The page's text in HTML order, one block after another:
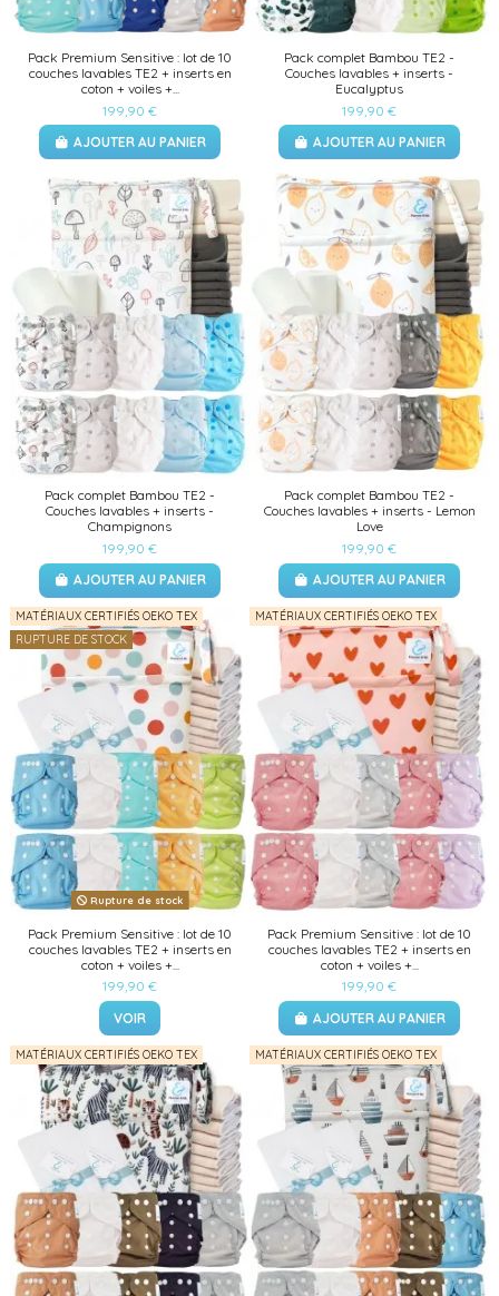
Pack Premium Sensitive : lot de 10
couches lavables TE2 + inserts en
coton + voiles +...
199,90 €
AJOUTER AU PANIER
Pack complet Bambou TE2 -
Couches lavables + inserts -
Eucalyptus
199,90 €
AJOUTER AU PANIER
Pack complet Bambou TE2 -
Couches lavables + inserts -
Champignons
199,90 €
AJOUTER AU PANIER
Pack complet Bambou TE2 -
Couches lavables + inserts - Lemon
Love
199,90 €
AJOUTER AU PANIER
MATÉRIAUX CERTIFIÉS OEKO TEX
RUPTURE DE STOCK
Rupture de stock
Pack Premium Sensitive : lot de 10
couches lavables TE2 + inserts en
coton + voiles +...
199,90 €
VOIR
MATÉRIAUX CERTIFIÉS OEKO TEX
Pack Premium Sensitive : lot de 10
couches lavables TE2 + inserts en
coton + voiles +...
199,90 €
AJOUTER AU PANIER
MATÉRIAUX CERTIFIÉS OEKO TEX MATÉRIAUX CERTIFIÉS OEKO TEX